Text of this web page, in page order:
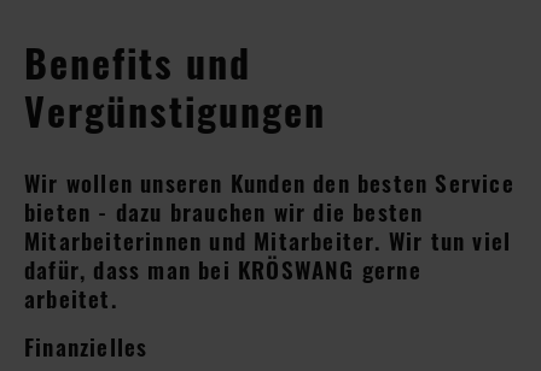
Benefits und
Vergünstigungen
Wir wollen unseren Kunden den besten Service
bieten - dazu brauchen wir die besten
Mitarbeiterinnen und Mitarbeiter. Wir tun viel
dafür, dass man bei KRÖSWANG gerne
arbeitet.
Finanzielles